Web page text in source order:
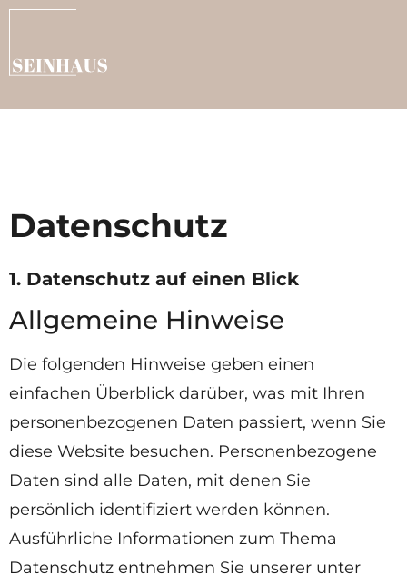
Datenschutz
1. Datenschutz auf einen Blick
Allgemeine Hinweise
Die folgenden Hinweise geben einen
einfachen Überblick darüber, was mit Ihren
personenbezogenen Daten passiert, wenn Sie
diese Website besuchen. Personenbezogene
Daten sind alle Daten, mit denen Sie
persönlich identifiziert werden können.
Ausführliche Informationen zum Thema
Datenschutz entnehmen Sie unserer unter